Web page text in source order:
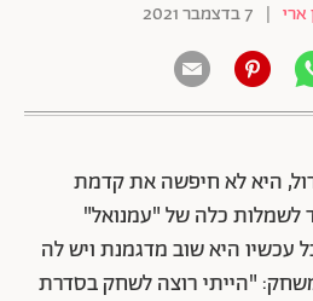
ארי | 7 בדצמבר 2021
היא לא חיפשה את קדמת
לשמלות כלה של "עמנואל"
היא שוב מדגמנת ויש לה
"הייתי רוצה לשחק בסדרת